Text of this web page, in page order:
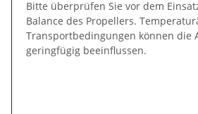
Bitte überprüfen Sie vor dem
Balance des Propellers.
Transportbedingungen können die
geringfügig beeinflussen.